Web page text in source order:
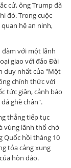
cử, ông Trump đã
đó. Trong cuộc
hệ an ninh,
với một lãnh
giao với đảo Đài
duy nhất của "Một
chính thức với
tức giận, cảnh báo
ghè chân".
thẳng tiếp tục
vùng lãnh thổ chờ
Quốc hồi tháng 10
tỏa cảng xung
hòn đảo.